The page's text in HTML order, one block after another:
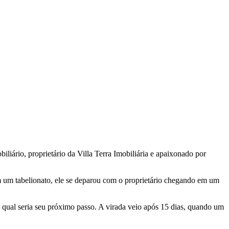
proprietário da Villa Terra Imobiliária e apaixonado por
tabelionato, ele se deparou com o proprietário chegando em um
seria seu próximo passo. A virada veio após 15 dias, quando um